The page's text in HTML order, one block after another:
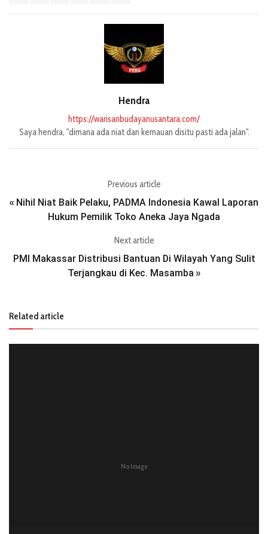
Hendra
https://warisanbudayanusantara.com/
Saya hendra, "dimana ada niat dan kemauan disitu pasti ada jalan".
Previous article
« Nihil Niat Baik Pelaku, PADMA Indonesia Kawal Laporan
Hukum Pemilik Toko Aneka Jaya Ngada
Next article
PMI Makassar Distribusi Bantuan Di Wilayah Yang Sulit
Terjangkau di Kec. Masamba »
Related article
No Image